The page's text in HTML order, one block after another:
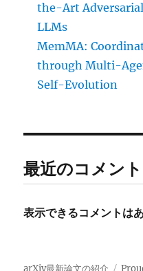
the-Art
LLMs
MemMA:
through Multi-
Self-Evolution
最近のコメント
表示できるコメントは
arXiv最新論文の紹介